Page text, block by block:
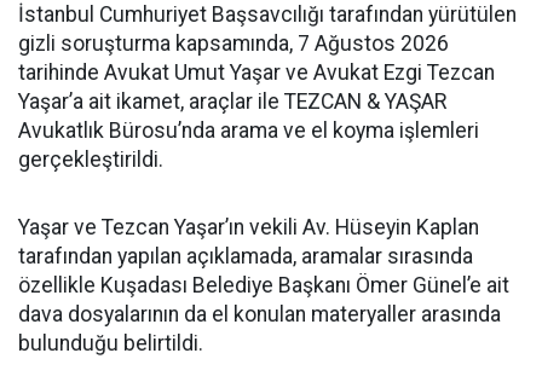
İstanbul Cumhuriyet Başsavcılığı tarafından yürütülen
gizli soruşturma kapsamında, 7 Ağustos 2026
tarihinde Avukat Umut Yaşar ve Avukat Ezgi Tezcan
Yaşar’a ait ikamet, araçlar ile TEZCAN & YAŞAR
Avukatlık Bürosu’nda arama ve el koyma işlemleri
gerçekleştirildi.
Yaşar ve Tezcan Yaşar’ın vekili Av. Hüseyin Kaplan
tarafından yapılan açıklamada, aramalar sırasında
özellikle Kuşadası Belediye Başkanı Ömer Günel’e ait
dava dosyalarının da el konulan materyaller arasında
bulunduğu belirtildi.